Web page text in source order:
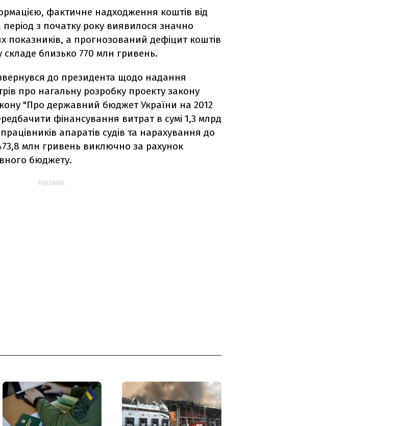
фактичне надходження коштів від
період з початку року виявилося значно
показників, а прогнозований дефіцит коштів
складе близько 770 млн гривень.
до президента щодо надання
про нагальну розробку проекту закону
"Про державний бюджет України на 2012
фінансування витрат в сумі 1,3 млрд
апаратів судів та нарахування до
млн гривень виключно за рахунок
бюджету.
РЕКЛАМА: